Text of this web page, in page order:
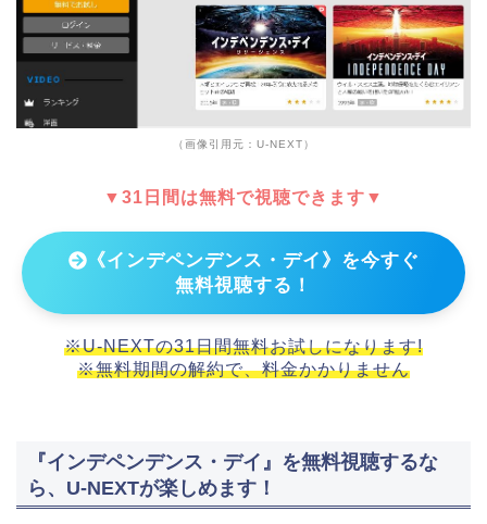
（画像引用元：U-NEXT）
▼31日間は無料で視聴できます▼
《インデペンデンス・デイ》を今すぐ
無料視聴する！
※U-NEXTの31日間無料お試しになります!
※無料期間の解約で、料金かかりません
『インデペンデンス・デイ』を無料視聴するな
ら、U-NEXTが楽しめます！